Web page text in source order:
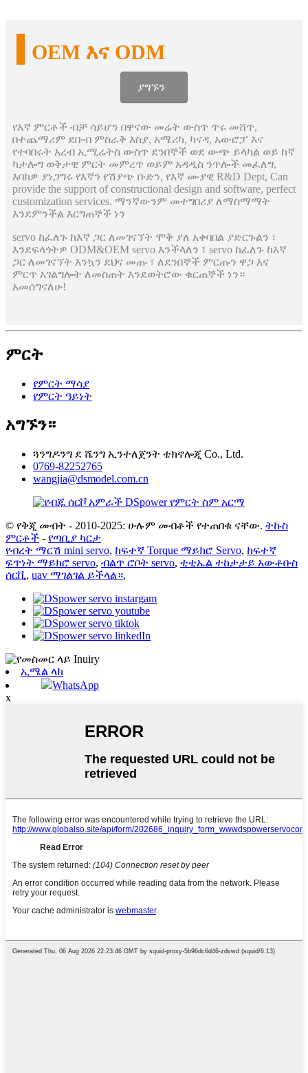
OEM እና ODM
ያግኙን
የእኛ ምርቶች ብቻ ሳይሆን በዋናው መሬት ውስጥ ጥሩ መሸጥ,
በተጨማሪም ደቡብ ምስራቅ እስያ, አሜሪካ, ካናዳ, አውሮፓ እና
የተባበሩት አረብ ኢሚሬትስ ውስጥ ደንበኞች ወደ ውጭ ይላካል ወይ ከኛ
ካታሎግ ወቅታዊ ምርት መምረጥ ወይም አዳዲስ ንጥሎች መፈለግ,
እባክዎ ያነጋግሩ የእኛን የሽያጭ ቡድን, የእኛ ሙያዊ R&D Dept, Can
provide the support of constructional design and software, perfect
customization services. ማንኛውንም መተግበሪያ ለማስማማት
እንደምንችል እርግጠኞች ነን
servo ከፈለጉ ከእኛ ጋር ለመገናኘት ሞቅ ያለ አቀባበል ያድርጉልን ፣
እንደፍላጎትዎ ODM&OEM servo እንችላለን ፣ servo ከፈለጉ ከእኛ
ጋር ለመገናኘት እንኳን ደህና መጡ ፣ ለደንበኞች ምርጡን ዋጋ እና
ምርጥ አገልግሎት ለመስጠት እንደወትሮው ቁርጠኞች ነን።
አመሰግናለሁ!
ምርት
የምርት ማሳያ
የምርት ዓይነት
አግኙን።
ጓንግዶንግ ደ ሼንግ ኢንተለጀንት ቴክኖሎጂ Co., Ltd.
0769-82252765
wangjia@dsmodel.com.cn
© የቅጂ መብት - 2010-2025: ሁሉም መብቶች የተጠበቁ ናቸው. ትኩስ
ምርቶች - የጣቢያ ካርታ
የብረት ማርሽ mini servo, ከፍተኛ Torque ማይክሮ Servo, ከፍተኛ
ፍጥነት ማይክሮ servo, ብልጥ ሮቦት servo, ቲቲኤል ተከታታይ አውቶቡስ
ሰርቪ, uav ማገልገል ይችላል።,
ኢሜል ላክ
WhatsApp
x